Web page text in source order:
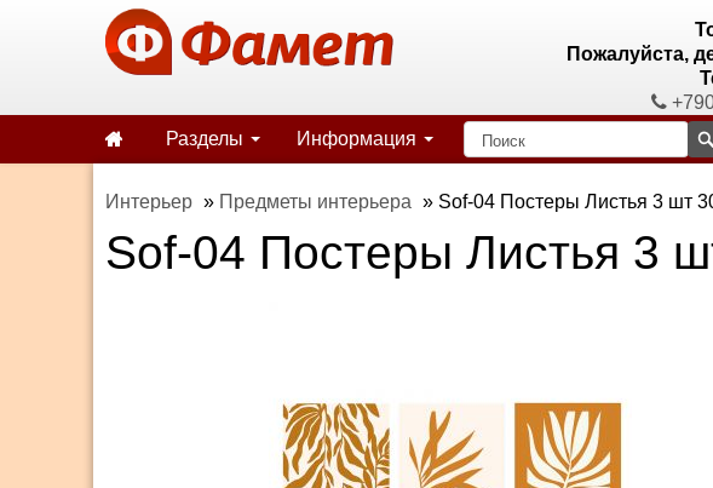
Пожалуйста,
Разделы
Информация
Интерьер » Предметы интерьера » Sof-04 Постеры Листья 3 шт
Sof-04 Постеры Листья 3